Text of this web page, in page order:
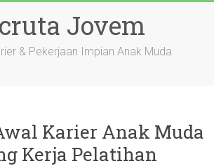
Jovem
& Pekerjaan Impian Anak Muda
Karier Anak Muda
Kerja Pelatihan